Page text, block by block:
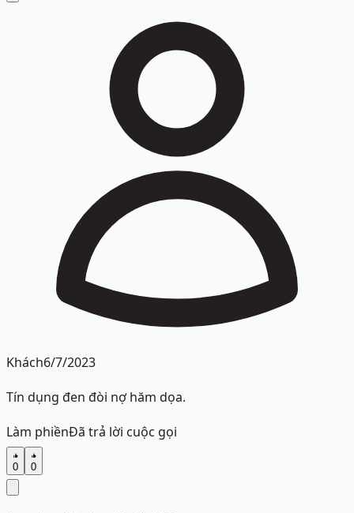
Khách6/7/2023
Tín dụng đen đòi nợ hăm dọa.
Làm phiềnĐã trả lời cuộc gọi
0 0